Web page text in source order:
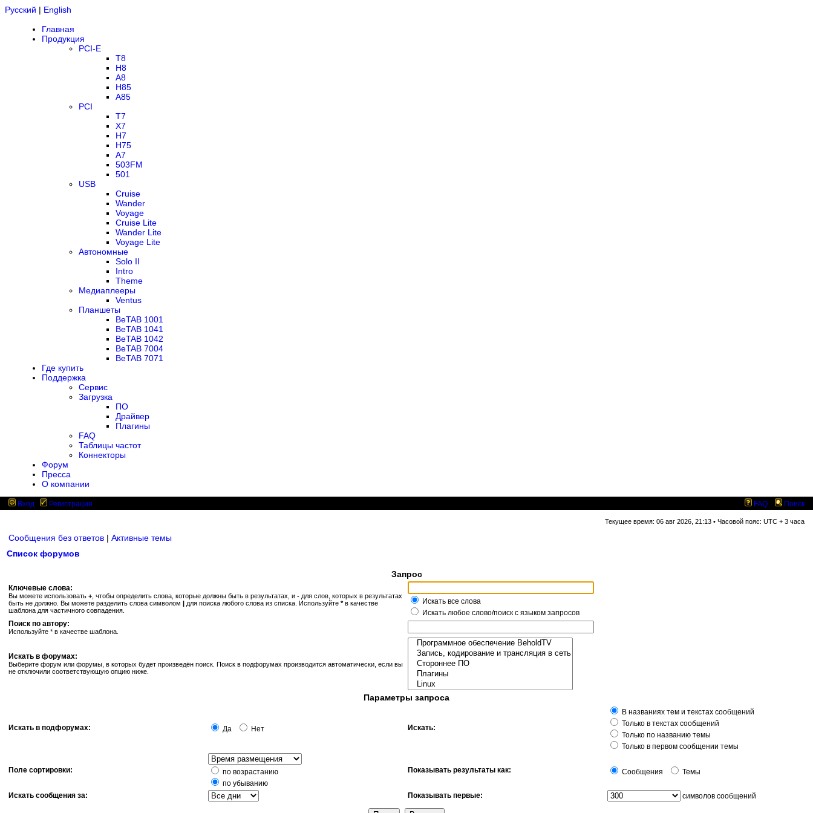
Русский | English
Главная
Продукция
PCI-E
T8
H8
A8
H85
A85
PCI
T7
X7
H7
H75
A7
503FM
501
USB
Cruise
Wander
Voyage
Cruise Lite
Wander Lite
Voyage Lite
Автономные
Solo II
Intro
Theme
Медиаплееры
Ventus
Планшеты
BeTAB 1001
BeTAB 1041
BeTAB 1042
BeTAB 7004
BeTAB 7071
Где купить
Поддержка
Сервис
Загрузка
ПО
Драйвер
Плагины
FAQ
Таблицы частот
Коннекторы
Форум
Пресса
О компании
Вход Регистрация FAQ Поиск
Текущее время: 06 авг 2026, 21:13 • Часовой пояс: UTC + 3 часа
Сообщения без ответов | Активные темы
Список форумов
Запрос
Ключевые слова:
Вы можете использовать + , чтобы определить слова, которые должны быть в результатах, и - для слов, которых в результатах
быть не должно. Вы можете разделить слова символом | для поиска любого слова из списка. Используйте *в качестве
шаблона для частичного совпадения.
Искать все слова
Искать любое слово/поиск с языком запросов
Поиск по автору:
Используйте * в качестве шаблона.
Искать в форумах:
Выберите форум или форумы, в которых будет произведён поиск. Поиск в подфорумах производится автоматически, если вы
не отключили соответствующую опцию ниже.
Параметры запроса
Искать в подфорумах: Да Нет Искать:
В названиях тем и текстах сообщений
Только в текстах сообщений
Только по названию темы
Только в первом сообщении темы
Поле сортировки:
по возрастанию
по убыванию
Показывать результаты как: Сообщения Темы
Искать сообщения за: Показывать первые: символов сообщений